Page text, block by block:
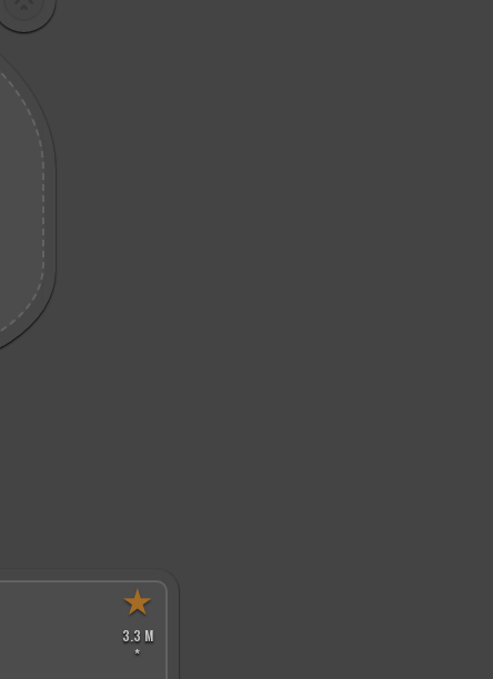
★
3.3 M
*